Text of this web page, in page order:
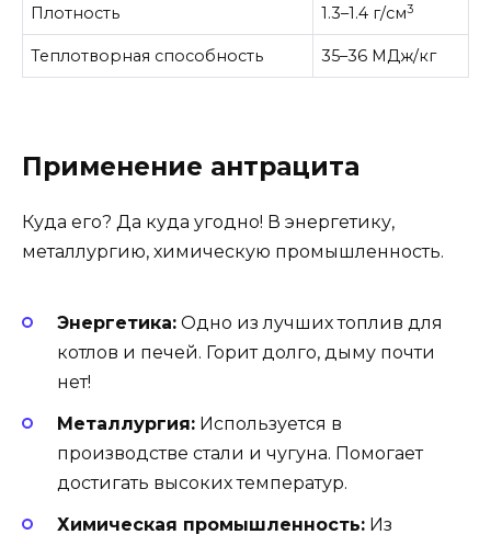
Плотность 1.3–1.4 г/см3
Теплотворная способность 35–36 МДж/кг
Применение антрацита
Куда его? Да куда угодно! В энергетику,
металлургию, химическую промышленность.
Энергетика: Одно из лучших топлив для
котлов и печей. Горит долго, дыму почти
нет!
Металлургия: Используется в
производстве стали и чугуна. Помогает
достигать высоких температур.
Химическая промышленность: Из